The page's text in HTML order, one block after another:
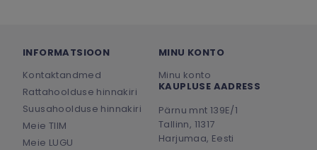
INFORMATSIOON
Kontaktandmed
Rattahoolduse hinnakiri
Suusahoolduse hinnakiri
Meie TIIM
Meie LUGU
MINU KONTO
Minu konto
KAUPLUSE AADRESS
Pärnu mnt 139E/1
Tallinn, 11317
Harjumaa, Eesti